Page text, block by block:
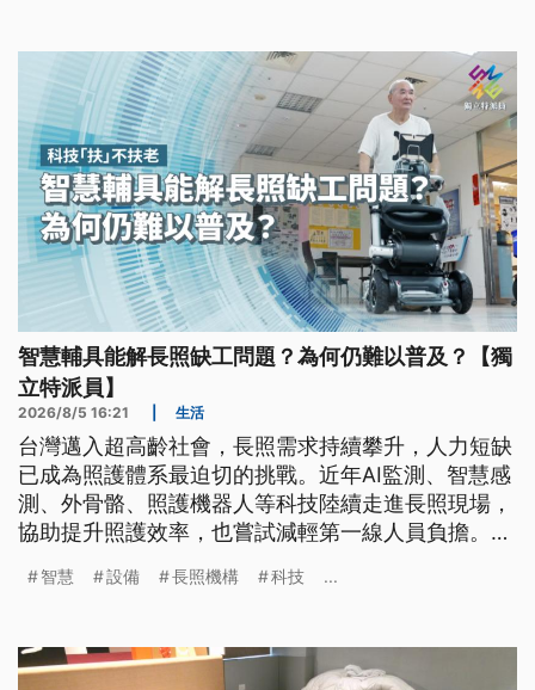
智慧輔具能解長照缺工問題？為何仍難以普及？【獨
立特派員】
2026/8/5 16:21 生活
台灣邁入超高齡社會，長照需求持續攀升，人力短缺
已成為照護體系最迫切的挑戰。近年AI監測、智慧感
測、外骨骼、照護機器人等科技陸續走進長照現場，
協助提升照護效率，也嘗試減輕第一線人員負擔。然
風險，仍使智慧長照難以全面普及。當科技逐步改變
重要課題。
智慧 設備 長照機構 科技 ...